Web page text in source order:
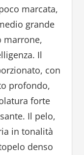
marcata,
grande
marrone,
Il
con
profondo,
forte
Il pelo,
in tonalità
denso